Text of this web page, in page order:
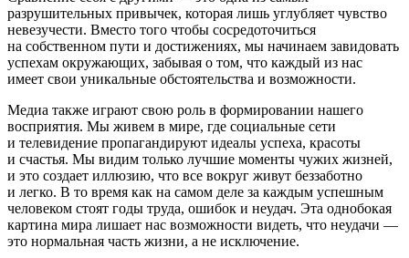
разрушительных привычек, которая лишь углубляет чувство
невезучести. Вместо того чтобы сосредоточиться
на собственном пути и достижениях, мы начинаем завидовать
успехам окружающих, забывая о том, что каждый из нас
имеет свои уникальные обстоятельства и возможности.
Медиа также играют свою роль в формировании нашего
восприятия. Мы живем в мире, где социальные сети
и телевидение пропагандируют идеалы успеха, красоты
и счастья. Мы видим только лучшие моменты чужих жизней,
и это создает иллюзию, что все вокруг живут беззаботно
и легко. В то время как на самом деле за каждым успешным
человеком стоят годы труда, ошибок и неудач. Эта однобокая
картина мира лишает нас возможности видеть, что неудачи —
это нормальная часть жизни, а не исключение.